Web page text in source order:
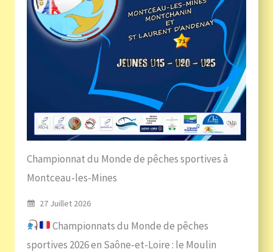
Championnat du Monde de pêches sportives à
Montceau-les-Mines
27 Juillet 2026
Championnats du Monde de pêches
sportives 2026 en Saône-et-Loire : le Moulin